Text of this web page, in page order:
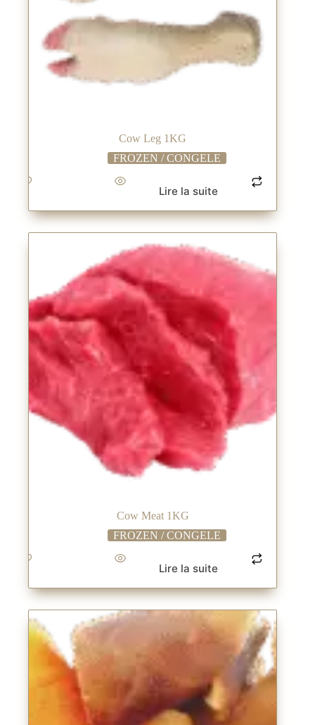
Cow Leg 1KG
FROZEN / CONGELE
Lire la suite
Cow Meat 1KG
FROZEN / CONGELE
Lire la suite